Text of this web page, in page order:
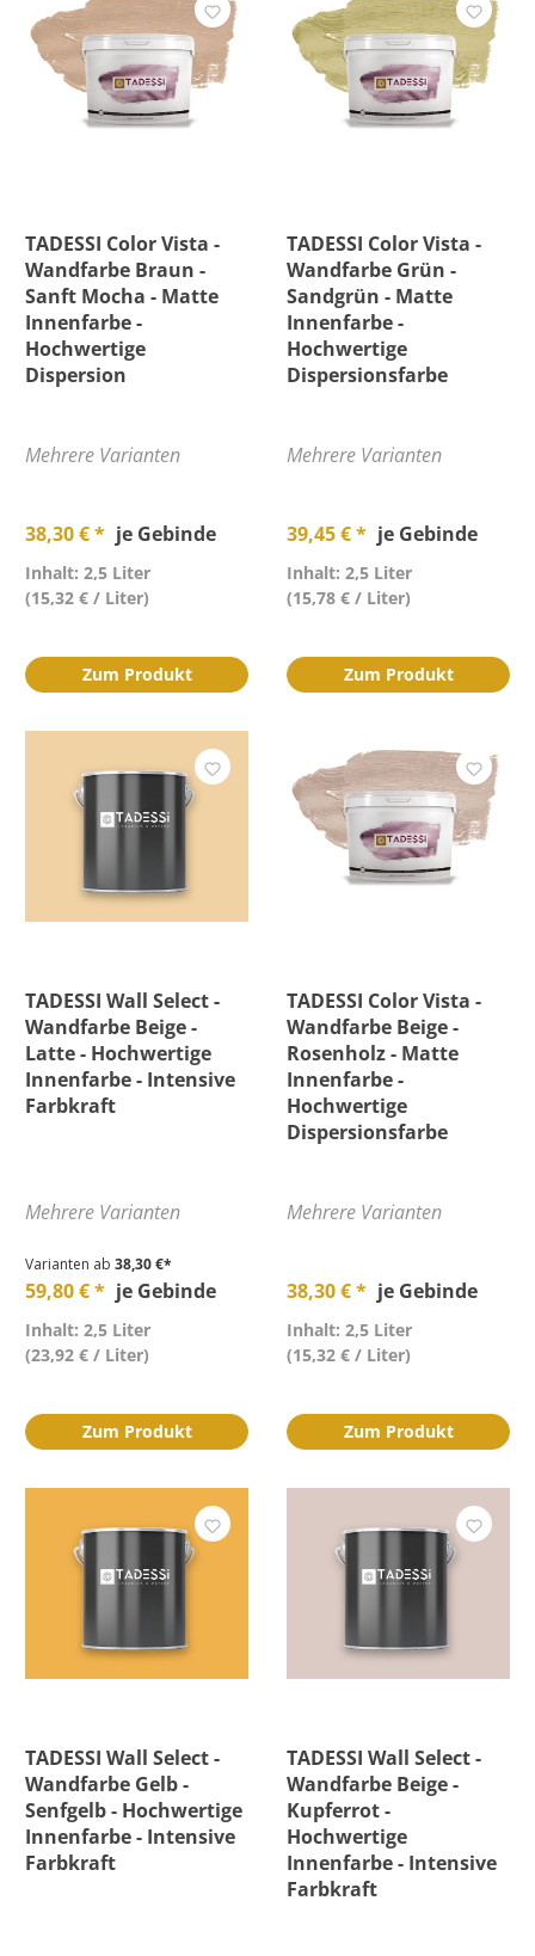
TADESSI Color Vista -
Wandfarbe Braun -
Sanft Mocha - Matte
Innenfarbe -
Hochwertige
Dispersion
Mehrere Varianten
38,30 € * je Gebinde
Inhalt: 2,5 Liter
(15,32 € / Liter)
Zum Produkt
TADESSI Color Vista -
Wandfarbe Grün -
Sandgrün - Matte
Innenfarbe -
Hochwertige
Dispersionsfarbe
Mehrere Varianten
39,45 € * je Gebinde
Inhalt: 2,5 Liter
(15,78 € / Liter)
Zum Produkt
TADESSI Wall Select -
Wandfarbe Beige -
Latte - Hochwertige
Innenfarbe - Intensive
Farbkraft
Mehrere Varianten
Varianten ab 38,30 €*
59,80 € * je Gebinde
Inhalt: 2,5 Liter
(23,92 € / Liter)
Zum Produkt
TADESSI Color Vista -
Wandfarbe Beige -
Rosenholz - Matte
Innenfarbe -
Hochwertige
Dispersionsfarbe
Mehrere Varianten
38,30 € * je Gebinde
Inhalt: 2,5 Liter
(15,32 € / Liter)
Zum Produkt
TADESSI Wall Select -
Wandfarbe Gelb -
Senfgelb - Hochwertige
Innenfarbe - Intensive
Farbkraft
TADESSI Wall Select -
Wandfarbe Beige -
Kupferrot -
Hochwertige
Innenfarbe - Intensive
Farbkraft